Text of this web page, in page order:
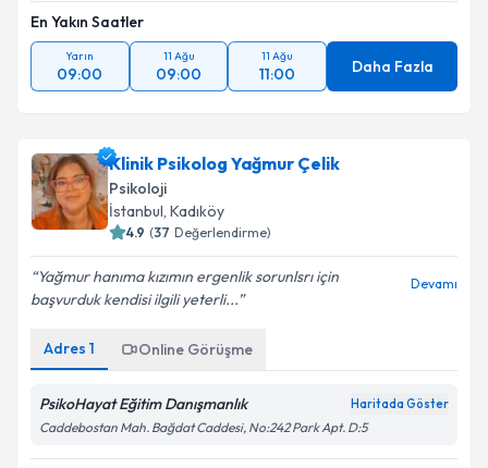
En Yakın Saatler
Yarın
09:00
11 Ağu
09:00
11 Ağu
11:00 Daha Fazla
Klinik Psikolog Yağmur Çelik
Psikoloji
İstanbul, Kadıköy
4.9 (37 Değerlendirme)
Yağmur hanıma kızımın ergenlik sorunlsrı için
başvurduk kendisi ilgili yeterli...
Devamı
Adres 1 Online Görüşme
PsikoHayat Eğitim Danışmanlık Haritada Göster
Caddebostan Mah. Bağdat Caddesi, No:242 Park Apt. D:5